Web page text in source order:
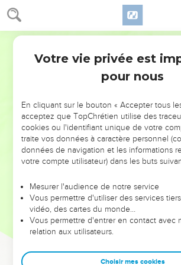
NE MANQUEZ PAS
DE L’ANNÉE !
ET SI LEURS ERREURS POUVAIENT
VOTRES ?
leur foi ou leur vision. Mais on voit moins les
et les saisons difficiles qu'ils ont traversés,
sont elles qui les ont
Dans cette conférence, leaders,
clés pour avancer avec plus de sagesse
Votre vie privée est
pour nous
En cliquant sur le bouton « Accepter tous
acceptez que TopChrétien utilise des
cookies ou l'identifiant unique de votre
traite vos données à caractère personnel
données de navigation et les informations
votre compte utilisateur) dans les buts
Mesurer l'audience de notre service
Vous permettre d'utiliser des services
vidéo, des cartes du monde…
Vous permettre d'entrer en contact avec
relation aux utilisateurs.
Choisir mes cookies